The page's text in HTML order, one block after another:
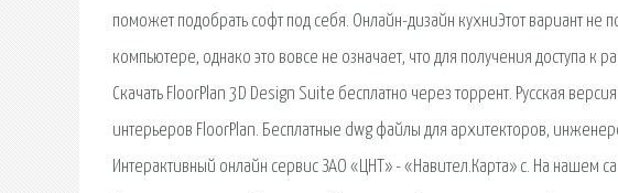
поможет подобрать софт под себя. Онлайн-дизайн кухниЭтот вариант не
компьютере, однако это вовсе не означает, что для получения доступа
Скачать FloorPlan 3D Design Suite бесплатно через торрент. Русская
интерьеров FloorPlan. Бесплатные dwg файлы для архитекторов,
Интерактивный онлайн сервис ЗАО «ЦНТ» - «Навител.Карта» с. На нашем